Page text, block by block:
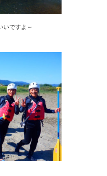
いですよ～